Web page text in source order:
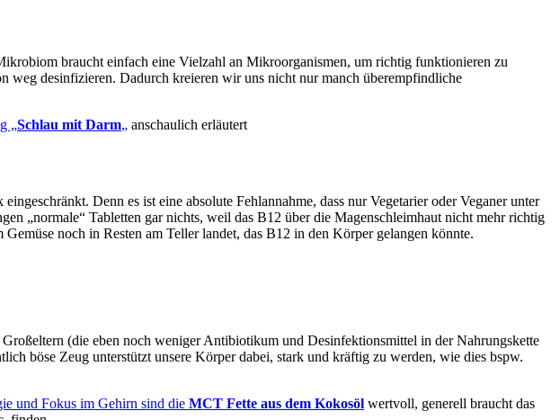
braucht einfach eine Vielzahl an Mikroorganismen, um richtig funktionieren zu
weg desinfizieren. Dadurch kreieren wir uns nicht nur manch überempfindliche
„Schlau mit Darm„ anschaulich erläutert
eingeschränkt. Denn es ist eine absolute Fehlannahme, dass nur Vegetarier oder Veganer unter
„normale“ Tabletten gar nichts, weil das B12 über die Magenschleimhaut nicht mehr richtig
noch in Resten am Teller landet, das B12 in den Körper gelangen könnte.
(die eben noch weniger Antibiotikum und Desinfektionsmittel in der Nahrungskette
böse Zeug unterstützt unsere Körper dabei, stark und kräftig zu werden, wie dies bspw.
und Fokus im Gehirn sind die MCT Fette aus dem Kokosöl wertvoll, generell braucht das